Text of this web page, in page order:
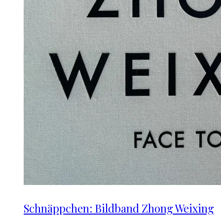
Schnäppchen: Bildband Zhong Weixing